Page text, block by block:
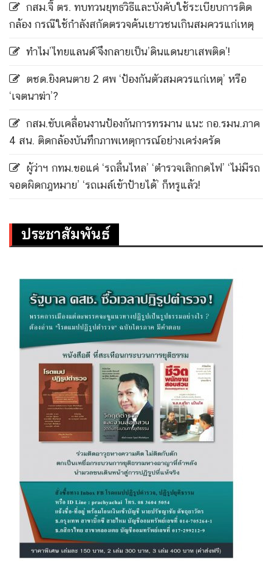
กสม.จี้ ตร. ทบทวนยุทธวิธีและบังคับใช้ระเบียบการติด
กล้อง กรณีใช้กำลังสกัดตรวจค้นเยาวชนเกินสมควรแก่เหตุ
ทำไม’ไทยแลนด์’จึงกลายเป็น’ดินแดนยาเสพติด’!
ตชด.ยิงคนตาย 2 ศพ ‘ป้องกันตัวสมควรแก่เหตุ’ หรือ
‘เจตนาฆ่า’?
กสม.ขับเคลื่อนงานป้องกันการทรมาน แนะ กอ.รมน.ภาค
4 สน. ติดกล้องบันทึกภาพเหตุการณ์อย่างเคร่งครัด
ผู้ว่าฯ กทม.ขอแค่ ‘รถลื่นไหล’ ‘ตำรวจเลิกกดไฟ’ ‘ไม่มีรถ
จอดผิดกฎหมาย’ ‘รถเมล์เข้าป้ายได้’ ก็หรูแล้ว!
ประชาสัมพันธ์